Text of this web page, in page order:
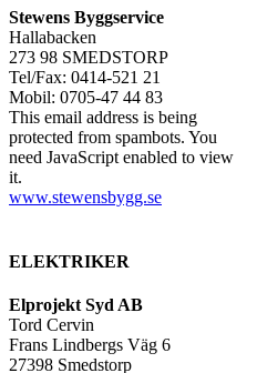
Stewens Byggservice
Hallabacken
273 98 SMEDSTORP
Tel/Fax: 0414-521 21
Mobil: 0705-47 44 83
This email address is being
protected from spambots. You
need JavaScript enabled to view
it.
www.stewensbygg.se
ELEKTRIKER
Elprojekt Syd AB
Tord Cervin
Frans Lindbergs Väg 6
27398 Smedstorp